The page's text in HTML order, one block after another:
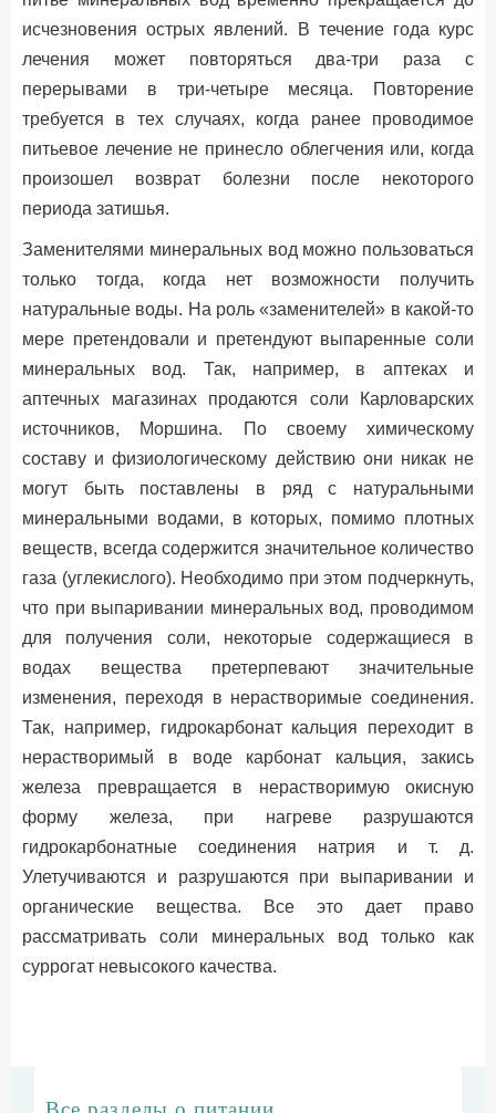
исчезновения острых явлений. В течение года курс
лечения может повторяться два-три раза с
перерывами в три-четыре месяца. Повторение
требуется в тех случаях, когда ранее проводимое
питьевое лечение не принесло облегчения или, когда
произошел возврат болезни после некоторого
периода затишья.
Заменителями минеральных вод можно пользоваться
только тогда, когда нет возможности получить
натуральные воды. На роль «заменителей» в какой-то
мере претендовали и претендуют выпаренные соли
минеральных вод. Так, например, в аптеках и
аптечных магазинах продаются соли Карловарских
источников, Моршина. По своему химическому
составу и физиологическому действию они никак не
могут быть поставлены в ряд с натуральными
минеральными водами, в которых, помимо плотных
веществ, всегда содержится значительное количество
газа (углекислого). Необходимо при этом подчеркнуть,
что при выпаривании минеральных вод, проводимом
для получения соли, некоторые содержащиеся в
водах вещества претерпевают значительные
изменения, переходя в нерастворимые соединения.
Так, например, гидрокарбонат кальция переходит в
нерастворимый в воде карбонат кальция, закись
железа превращается в нерастворимую окисную
форму железа, при нагреве разрушаются
гидрокарбонатные соединения натрия и т. д.
Улетучиваются и разрушаются при выпаривании и
органические вещества. Все это дает право
рассматривать соли минеральных вод только как
суррогат невысокого качества.